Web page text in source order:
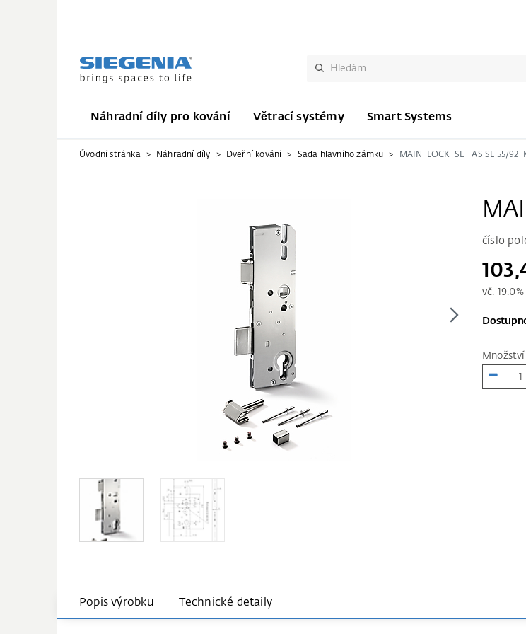
Náhradní díly pro kování Větrací systémy Smart Systems
Úvodní stránka Náhradní díly Dveřní kování Sada hlavního zámku MAIN-LOCK-SET AS SL 55/92-
číslo
vč. 19.0
Množství
Popis výrobku Technické detaily